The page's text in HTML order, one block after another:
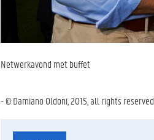
Netwerkavond met buffet
- © Damiano Oldoni, 2015, all rights reserved